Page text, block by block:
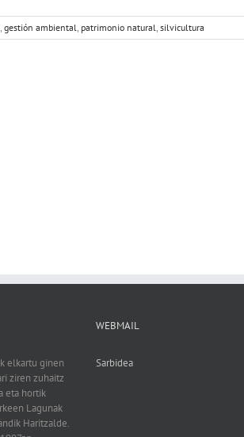
gestión ambiental patrimonio natural silvicultura
elkartu ginen
ziren zuhaitz
eta hortik
Lagunak
Haritzalde.
WEBMAIL
Sarbidea